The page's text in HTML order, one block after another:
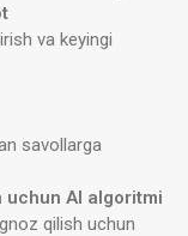
va keyingi
savollarga
uchun AI algoritmi
qilish uchun